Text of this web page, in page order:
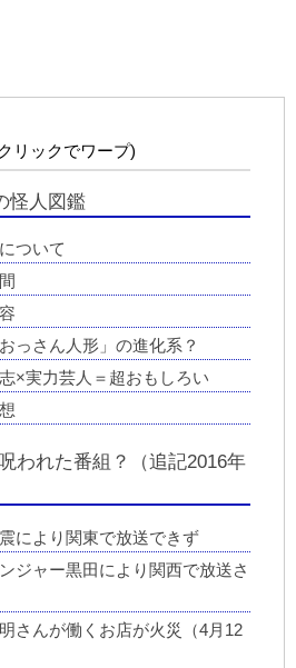
リックでワープ)
怪人図鑑
ついて
っさん人形」の進化系？
×実力芸人＝超おもしろい
われた番組？（追記2016年
により関東で放送できず
ジャー黒田により関西で放送さ
さんが働くお店が火災（4月12